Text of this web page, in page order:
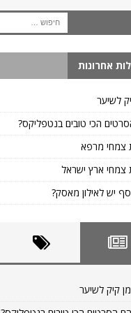
אחרונות
לשיער
הכי טובים בנטפליקס?
צמחי מרפא
צמחי ארץ ישראל
יש לאילון מאסק?
קיק לשיער